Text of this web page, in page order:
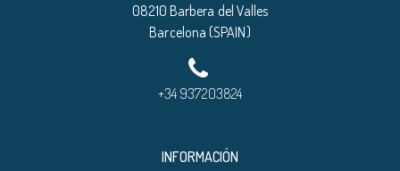
08210 Barbera del Valles
Barcelona (SPAIN)
+34 937203824
INFORMACIÓN